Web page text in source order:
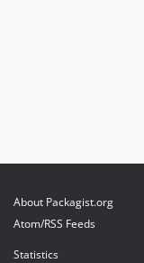
About Packagist.org
Atom/RSS Feeds
Statistics